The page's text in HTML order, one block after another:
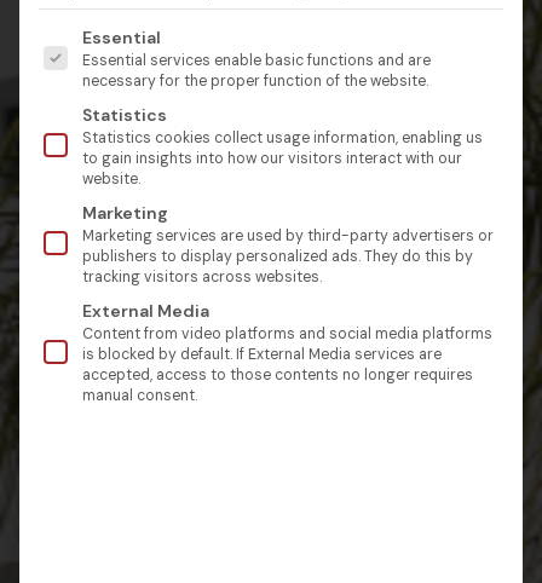
Es folgt eine Liste der Service-Gruppen, für die eine
Essential
Essential services enable basic functions and are
necessary for the proper function of the website.
Statistics
Statistics cookies collect usage information, enabling us
to gain insights into how our visitors interact with our
website.
Marketing
Marketing services are used by third-party advertisers or
publishers to display personalized ads. They do this by
tracking visitors across websites.
External Media
Content from video platforms and social media platforms
is blocked by default. If External Media services are
accepted, access to those contents no longer requires
manual consent.